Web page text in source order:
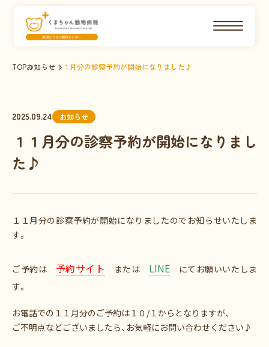
TOPお知らせ １１月分の診察予約が開始になりました♪
2025.09.24 お知らせ
１１月分の診察予約が開始になりまし
た♪
１１月分の診察予約が開始になりましたのでお知らせいたしま
す。
ご予約は 予約サイト または LINEにてお願いいたしま
す。
お電話での１１月分のご予約は１０/１からとなりますが、
ご不明点などございましたら、お気軽にお問い合わせください♪